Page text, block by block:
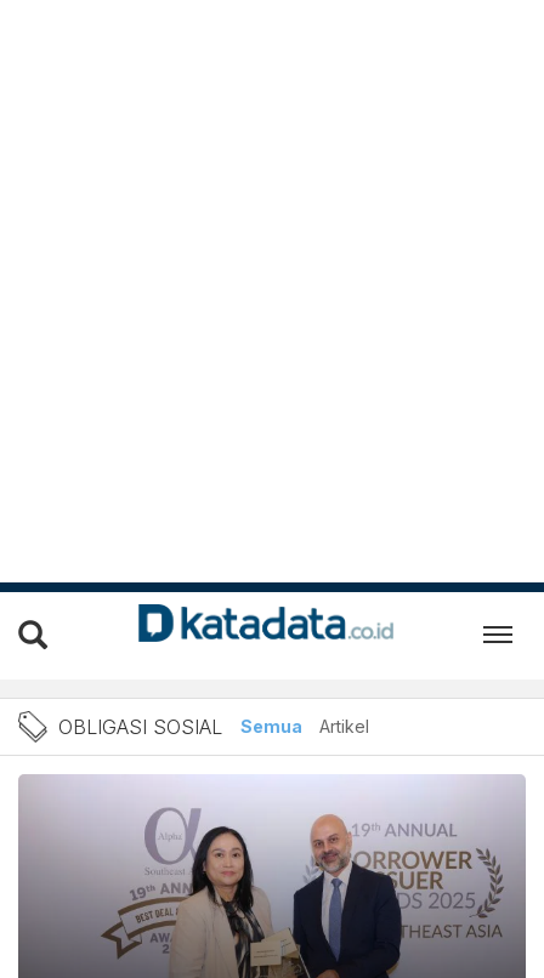
Berita Terbaru Obligasi
OBLIGASI SOSIAL Semua Artikel